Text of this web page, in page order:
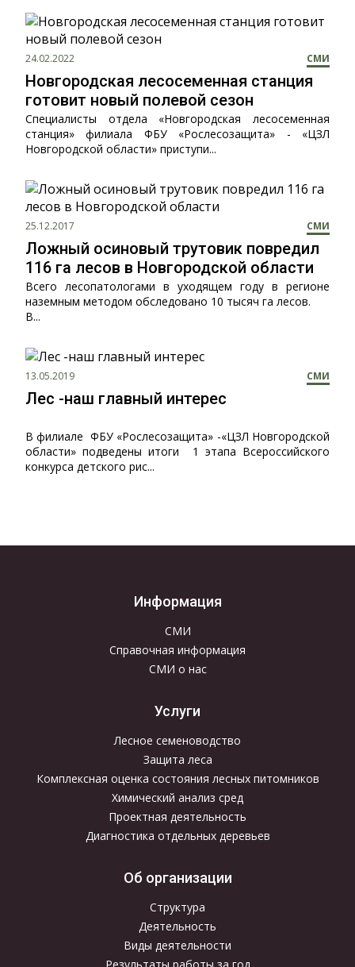
24.02.2022 СМИ
Новгородская лесосеменная станция
готовит новый полевой сезон
Специалисты отдела «Новгородская лесосеменная
станция» филиала ФБУ «Рослесозащита» - «ЦЗЛ
Новгородской области» приступи...
25.12.2017 СМИ
Ложный осиновый трутовик повредил
116 га лесов в Новгородской области
Всего лесопатологами в уходящем году в регионе
наземным методом обследовано 10 тысяч га лесов.
В...
13.05.2019 СМИ
Лес -наш главный интерес
В филиале ФБУ «Рослесозащита» -«ЦЗЛ Новгородской
области» подведены итоги 1 этапа Всероссийского
конкурса детского рис...
Информация
СМИ
Справочная информация
СМИ о нас
Услуги
Лесное семеноводство
Защита леса
Комплексная оценка состояния лесных питомников
Химический анализ сред
Проектная деятельность
Диагностика отдельных деревьев
Об организации
Структура
Деятельность
Виды деятельности